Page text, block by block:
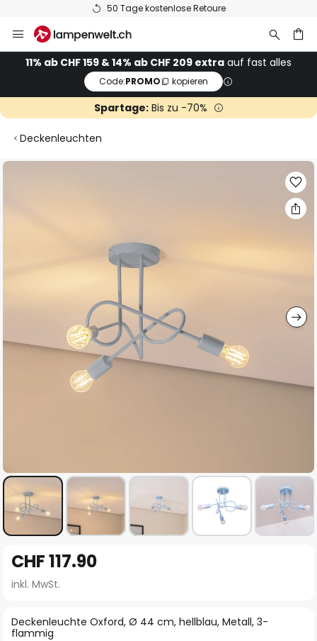
50 Tage kostenlose Retoure
Inhalt
springen
11% ab CHF 159 & 14% ab CHF 209 extra auf fast alles
Code:PROMO kopieren
Spartage:Bis zu -70%
Deckenleuchten
Zum
Anfang
der
springen
Deckenleuchte Oxford, Ø 44 cm, hellblau, Metall, 3-
flammig
CHF 117.90
inkl. MwSt.